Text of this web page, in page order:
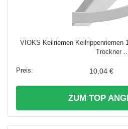
VIOKS Keilriemen Keilrippenriemen
Trockner ...
10,04 €
ZUM TOP